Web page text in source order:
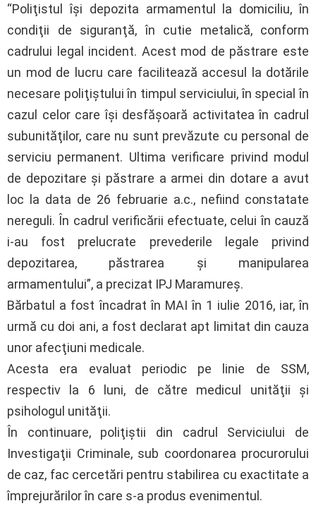
“Poliţistul îşi depozita armamentul la domiciliu, în
condiţii de siguranţă, în cutie metalică, conform
cadrului legal incident. Acest mod de păstrare este
un mod de lucru care facilitează accesul la dotările
necesare poliţiştului în timpul serviciului, în special în
cazul celor care îşi desfăşoară activitatea în cadrul
subunităţilor, care nu sunt prevăzute cu personal de
serviciu permanent. Ultima verificare privind modul
de depozitare şi păstrare a armei din dotare a avut
loc la data de 26 februarie a.c., nefiind constatate
nereguli. În cadrul verificării efectuate, celui în cauză
i-au fost prelucrate prevederile legale privind
depozitarea, păstrarea şi manipularea
armamentului”, a precizat IPJ Maramureş.
Bărbatul a fost încadrat în MAI în 1 iulie 2016, iar, în
urmă cu doi ani, a fost declarat apt limitat din cauza
unor afecţiuni medicale.
Acesta era evaluat periodic pe linie de SSM,
respectiv la 6 luni, de către medicul unităţii şi
psihologul unităţii.
În continuare, poliţiştii din cadrul Serviciului de
Investigaţii Criminale, sub coordonarea procurorului
de caz, fac cercetări pentru stabilirea cu exactitate a
împrejurărilor în care s-a produs evenimentul.